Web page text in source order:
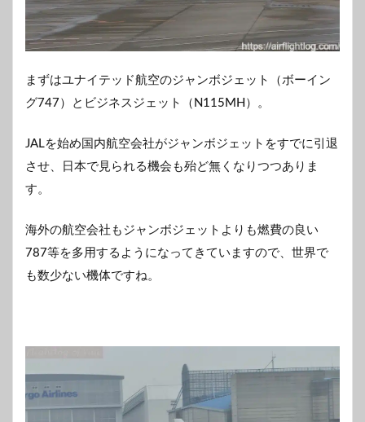
まずはユナイテッド航空のジャンボジェット（ボーイン
グ747）とビジネスジェット（N115MH）。
JALを始め国内航空会社がジャンボジェットをすでに引退
させ、日本で見られる機会も殆ど無くなりつつありま
す。
海外の航空会社もジャンボジェットよりも燃費の良い
787等を多用するようになってきていますので、世界で
も数少ない機体ですね。